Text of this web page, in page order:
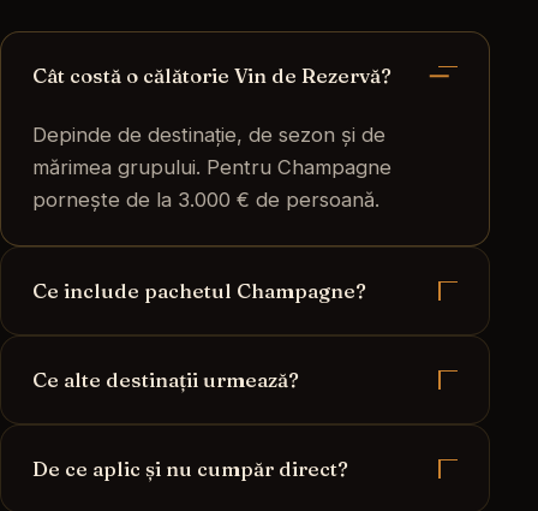
Cât costă o călătorie Vin de Rezervă?
Depinde de destinație, de sezon și de
mărimea grupului. Pentru Champagne
pornește de la 3.000 € de persoană.
Ce include pachetul Champagne?
Champagne, cazarea și transportul local.
Ce alte destinații urmează?
Toscana, Jerez și Porto. Aplici și afli când se
De ce aplic și nu cumpăr direct?